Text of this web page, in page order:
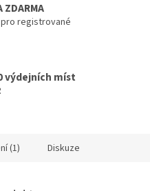
ZDARMA
pro registrované
výdejních míst
(1) Diskuze